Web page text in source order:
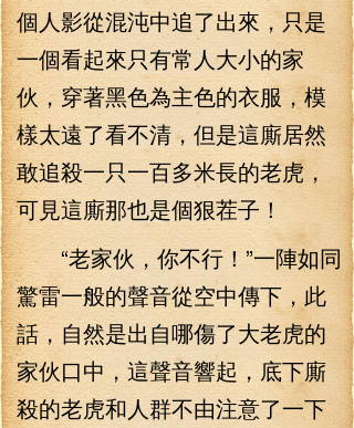
個人影從混沌中追了出來，只是
一個看起來只有常人大小的家
伙，穿著黑色為主色的衣服，模
樣太遠了看不清，但是這廝居然
敢追殺一只一百多米長的老虎，
可見這廝那也是個狠茬子！
“老家伙，你不行！”一陣如同
驚雷一般的聲音從空中傳下，此
話，自然是出自哪傷了大老虎的
家伙口中，這聲音響起，底下廝
殺的老虎和人群不由注意了一下